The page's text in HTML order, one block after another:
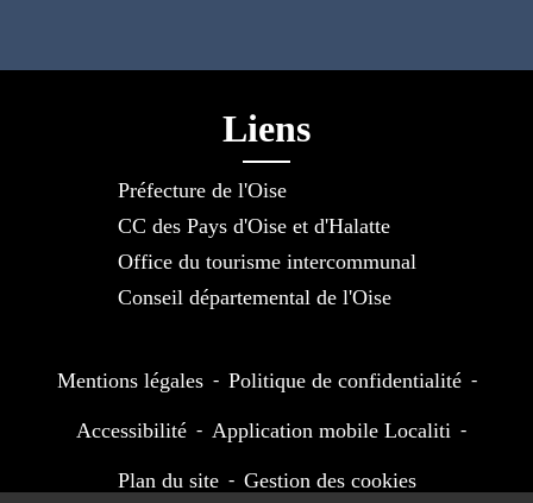
Liens
Préfecture de l'Oise
CC des Pays d'Oise et d'Halatte
Office du tourisme intercommunal
Conseil départemental de l'Oise
Mentions légales - Politique de confidentialité -
Accessibilité - Application mobile Localiti -
Plan du site - Gestion des cookies